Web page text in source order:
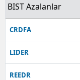
BIST Azalanlar
CRDFA
LIDER
REEDR